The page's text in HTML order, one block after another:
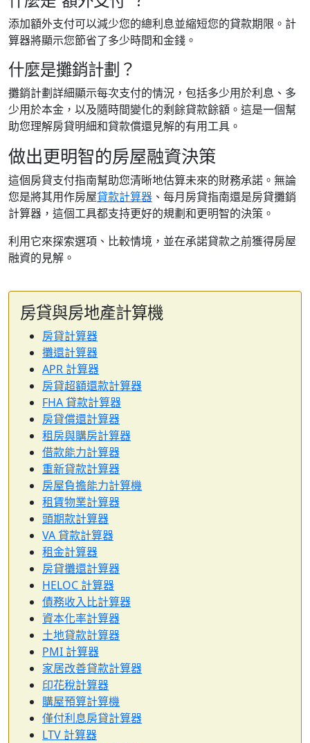
添加額外支付可以減少您的總利息並縮短您的貸款期限。計
算器將顯示您節省了多少時間和金錢。
什麼是攤銷計劃？
攤銷計劃詳細顯示每次支付的情況，包括多少用於利息、多
少用於本金，以及隨時間變化的剩餘貸款餘額。這是一個幫
助您理解房貸明細和貸款償還見解的有用工具。
做出更明智的房屋融資決策
這個房貸支付指南幫助您清晰地估算未來的財務承諾。無論
您是將其用作房屋貸款計算器 、每月房貸指南還是房貸攤銷
計算器，這個工具都支持更好的規劃和更明智的決策。
利用它來探索選項、比較情境，並在承諾貸款之前獲得房屋
融資的見解。
房貸與房地產計算機
房貸計算器
攤還計算器
APR 計算器
房貸超額還款計算器
FHA 貸款計算器
房貸償還計算器
租房與購房計算器
借款能力計算器
重新貸款計算器
房屋負擔能力計算機
租賃物業計算器
頭期款計算器
VA 貸款計算器
租金計算器
房貸攤還計算器
HELOC 計算器
債務收入比計算器
資本化率計算器
土地貸款計算器
PMI 計算器
家居改善貸款計算器
印花稅計算器
購屋預算計算機
僅付利息房貸計算器
LTV 計算器